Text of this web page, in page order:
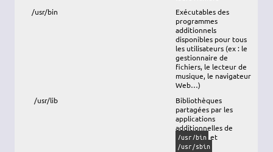
/usr/bin
Exécutables des
programmes
additionnels
disponibles pour tous
les utilisateurs (ex : le
gestionnaire de
fichiers, le lecteur de
musique, le navigateur
Web…)
/usr/lib
Bibliothèques
partagées par les
applications
additionnelles de
/usr/bin et
/usr/sbin